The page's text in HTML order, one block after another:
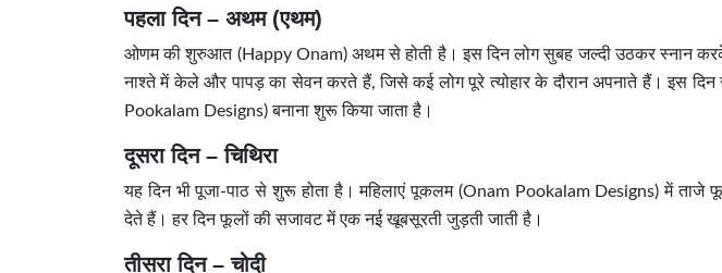
पहला दिन – अथम (एथम)
ओणम की शुरुआत (Happy Onam) अथम से होती है। इस दिन लोग सुबह जल्दी उठकर स्नान
नाश्ते में केले और पापड़ का सेवन करते हैं, जिसे कई लोग पूरे त्योहार के दौरान अपनाते हैं। इस
Pookalam Designs) बनाना शुरू किया जाता है।
दूसरा दिन – चिथिरा
यह दिन भी पूजा-पाठ से शुरू होता है। महिलाएं पूकलम (Onam Pookalam Designs) में ताजे
देते हैं। हर दिन फूलों की सजावट में एक नई खूबसूरती जुड़ती जाती है।
तीसरा दिन – चोदी